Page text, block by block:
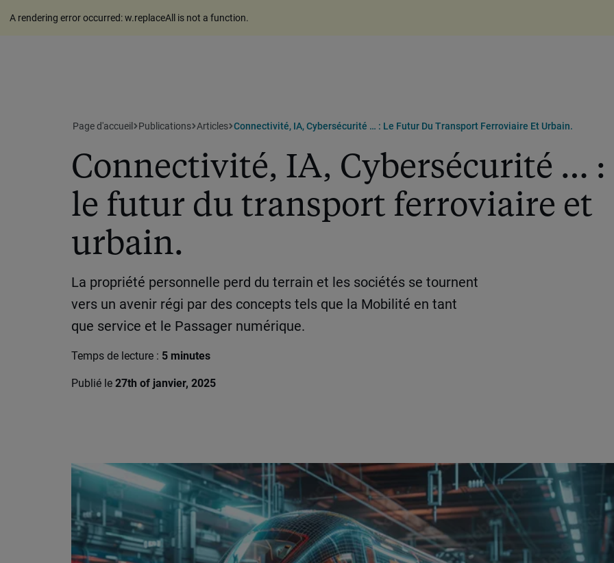
A rendering error occurred:w.replaceAll is not a function.
Page d'accueil Publications Articles Connectivité, IA, Cybersécurité … : Le Futur Du Transport Ferroviaire Et Urbain.
Connectivité, IA, Cybersécurité … :
le futur du transport ferroviaire et
urbain.
La propriété personnelle perd du terrain et les sociétés se tournent
vers un avenir régi par des concepts tels que la Mobilité en tant
que service et le Passager numérique.
Temps de lecture : 5 minutes
Publié le 27th of janvier, 2025